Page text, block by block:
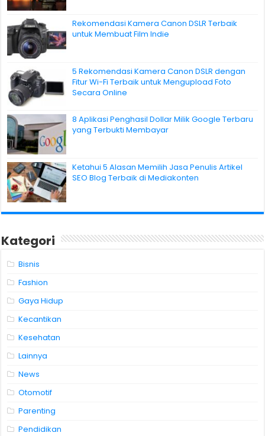
Rekomendasi Kamera Canon DSLR Terbaik
untuk Membuat Film Indie
5 Rekomendasi Kamera Canon DSLR dengan
Fitur Wi-Fi Terbaik untuk Mengupload Foto
Secara Online
8 Aplikasi Penghasil Dollar Milik Google Terbaru
yang Terbukti Membayar
Ketahui 5 Alasan Memilih Jasa Penulis Artikel
SEO Blog Terbaik di Mediakonten
Kategori
Bisnis
Fashion
Gaya Hidup
Kecantikan
Kesehatan
Lainnya
News
Otomotif
Parenting
Pendidikan